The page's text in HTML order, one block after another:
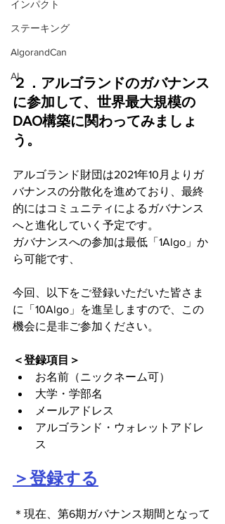
インパクト
ステーキング
AlgorandCan
AI
２．アルゴランドのガバナンス
に参加して、世界最大規模の
DAO構築に関わってみましょ
う。
アルゴランド財団は2021年10月よりガ
バナンスの分散化を進めており、最終
的にはコミュニティによるガバナンス
へと進化していく予定です。
ガバナンスへの参加は最低「1Algo」か
ら可能です、
今回、以下をご登録いただいた皆さま
に「10Algo」を進呈しますので、この
機会に是非ご参加ください。
＜登録項目＞
お名前（ニックネーム可）
大学・学部名
メールアドレス
アルゴランド・ウォレットアドレ
ス
＞登録する
＊現在、第6期ガバナンス期間となって